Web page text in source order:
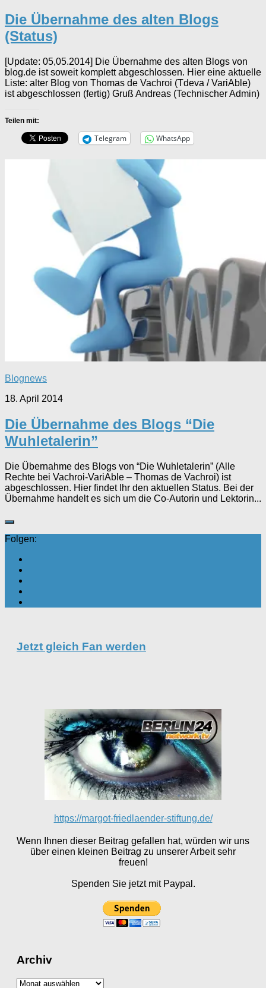
Die Übernahme des alten Blogs
(Status)
[Update: 05,05.2014] Die Übernahme des alten Blogs von
blog.de ist soweit komplett abgeschlossen. Hier eine aktuelle
Liste: alter Blog von Thomas de Vachroi (Tdeva / VariAble)
ist abgeschlossen (fertig) Gruß Andreas (Technischer Admin)
Teilen mit:
Telegram WhatsApp
Blognews
18. April 2014
Die Übernahme des Blogs “Die
Wuhletalerin”
Die Übernahme des Blogs von “Die Wuhletalerin” (Alle
Rechte bei Vachroi-VariAble – Thomas de Vachroi) ist
abgeschlossen. Hier findet Ihr den aktuellen Status. Bei der
Übernahme handelt es sich um die Co-Autorin und Lektorin...
Folgen:
Jetzt gleich Fan werden
https://margot-friedlaender-stiftung.de/
Wenn Ihnen dieser Beitrag gefallen hat, würden wir uns
über einen kleinen Beitrag zu unserer Arbeit sehr
freuen!
Spenden Sie jetzt mit Paypal.
Archiv
Archiv